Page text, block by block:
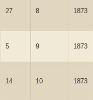
27 8 1873
5 9 1873
14 10 1873